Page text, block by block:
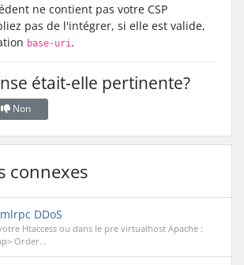
ne contient pas votre CSP
pas de l'intégrer, si elle est valide,
base-uri .
était-elle pertinente?
Non
connexes
DDoS
Htaccess ou dans le pre virtualhost Apache :
Order...